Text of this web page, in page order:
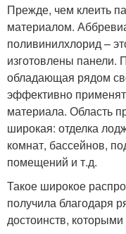
Прежде, чем клеить
материалом.
поливинилхлорид –
изготовлены панели.
обладающая рядом
эффективно
материала. Область
широкая: отделка
комнат, бассейнов,
помещений и т.д.
Такое широкое
получила благодаря
достоинств,